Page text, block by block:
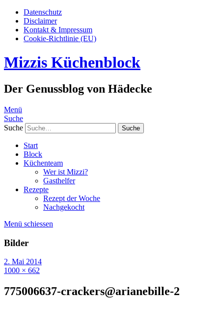
Datenschutz
Disclaimer
Kontakt & Impressum
Cookie-Richtlinie (EU)
Mizzis Küchenblock
Der Genussblog von Hädecke
Menü
Suche
Suche
Start
Block
Küchenteam
Wer ist Mizzi?
Gasthelfer
Rezepte
Rezept der Woche
Nachgekocht
Menü schiessen
Bilder
2. Mai 2014
1000 × 662
775006637-crackers@arianebille-2